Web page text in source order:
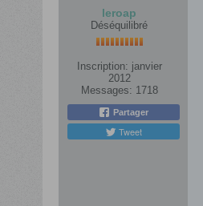
leroap
Déséquilibré
Inscription: janvier
2012
Messages: 1718
Partager
Tweet